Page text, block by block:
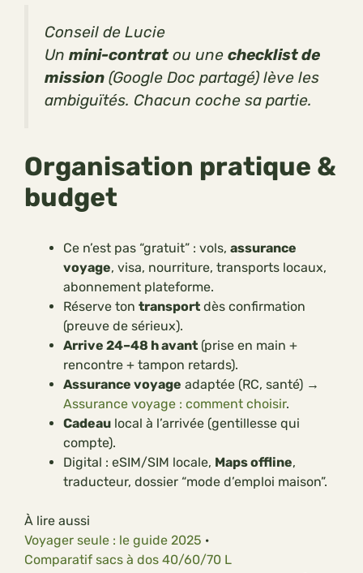
Conseil de Lucie
Un mini-contrat ou une checklist de
mission (Google Doc partagé) lève les
ambiguïtés. Chacun coche sa partie.
Organisation pratique &
budget
Ce n’est pas “gratuit” : vols, assurance
voyage, visa, nourriture, transports locaux,
abonnement plateforme.
Réserve ton transport dès confirmation
(preuve de sérieux).
Arrive 24–48 h avant (prise en main +
rencontre + tampon retards).
Assurance voyage adaptée (RC, santé) →
Assurance voyage : comment choisir.
Cadeau local à l’arrivée (gentillesse qui
compte).
Digital : eSIM/SIM locale, Maps offline,
traducteur, dossier “mode d’emploi maison”.
À lire aussi
Voyager seule : le guide 2025 ·
Comparatif sacs à dos 40/60/70 L